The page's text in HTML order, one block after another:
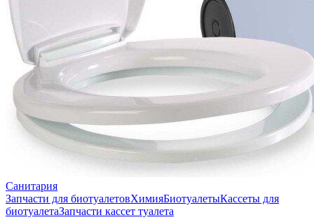
Санитария
Запчасти для биотуалетовХимияБиотуалетыКассеты для
биотуалетаЗапчасти кассет туалета